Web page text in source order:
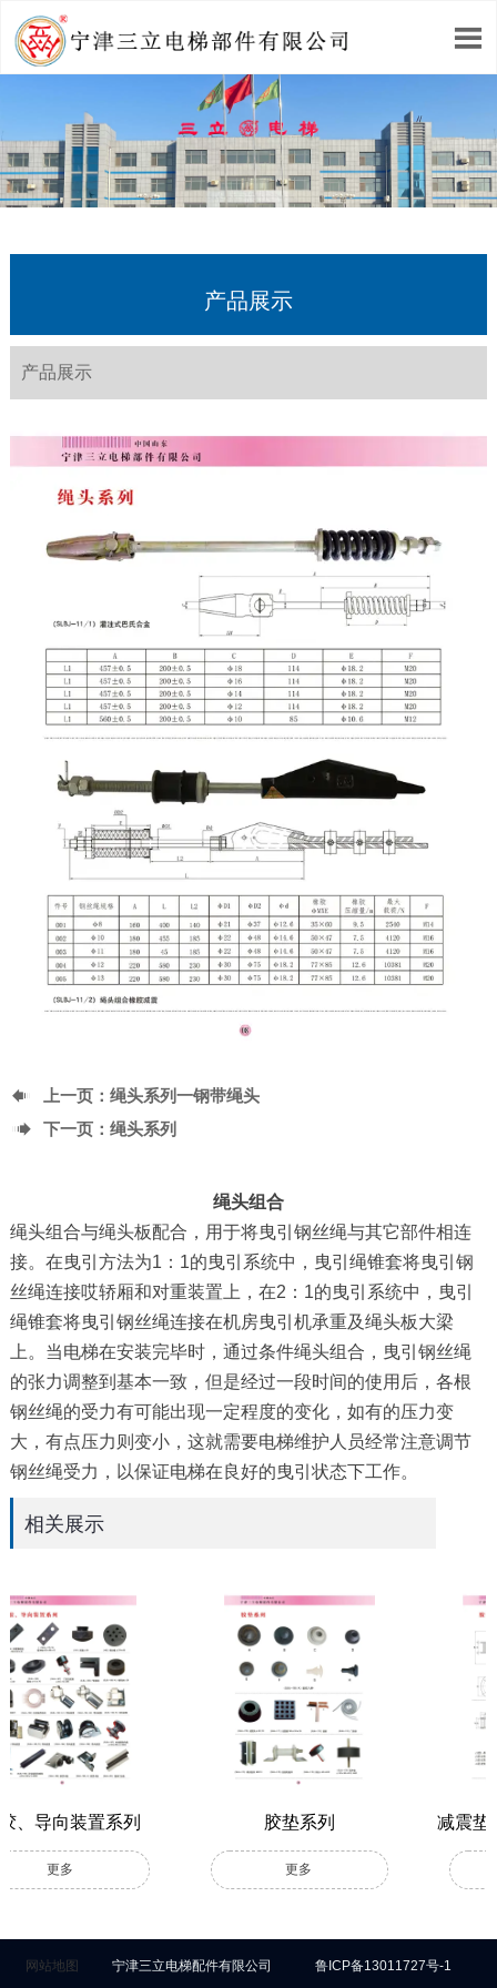

产品展示
产品展示
 上一页： 绳头系列一钢带绳头
 下一页： 绳头系列
绳头组合
绳头组合与绳头板配合，用于将曳引钢丝绳与其它部件相连
接。在曳引方法为1：1的曳引系统中，曳引绳锥套将曳引钢
丝绳连接哎轿厢和对重装置上，在2：1的曳引系统中，曳引
绳锥套将曳引钢丝绳连接在机房曳引机承重及绳头板大梁
上。当电梯在安装完毕时，通过条件绳头组合，曳引钢丝绳
的张力调整到基本一致，但是经过一段时间的使用后，各根
钢丝绳的受力有可能出现一定程度的变化，如有的压力变
大，有点压力则变小，这就需要电梯维护人员经常注意调节
钢丝绳受力，以保证电梯在良好的曳引状态下工作。
相关展示
置系列
更多
减震垫-宁津三
有限公
更多
网站地图 宁津三立电梯配件有限公司 鲁ICP备13011727号-1